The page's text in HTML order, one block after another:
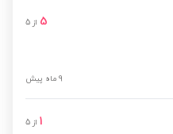
5 از 5
9 ماه پیش
1 از 5